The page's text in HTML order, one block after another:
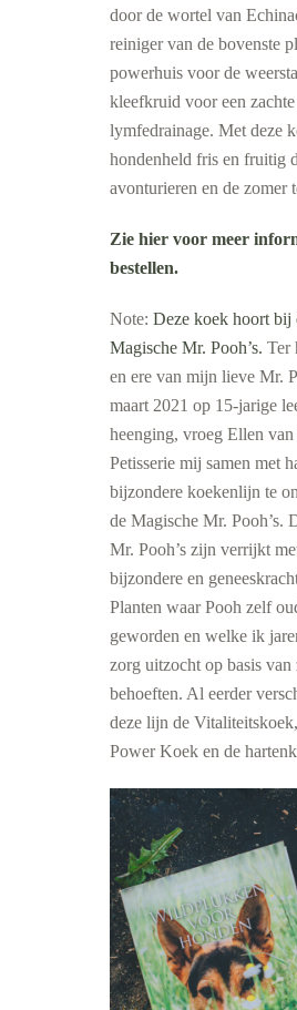
door de wortel van
reiniger van de bovenste
powerhuis voor de
kleefkruid voor een zachte
lymfedrainage. Met deze
hondenheld fris en fruitig
avonturieren en de zomer
Zie hier voor meer
bestellen.
Note: Deze koek hoort bij
Magische Mr. Pooh’s. Ter
en ere van mijn lieve Mr.
maart 2021 op 15-jarige
heenging, vroeg Ellen van
Petisserie mij samen met
bijzondere koekenlijn te
de Magische Mr. Pooh’s.
Mr. Pooh’s zijn verrijkt
bijzondere en
Planten waar Pooh zelf
geworden en welke ik
zorg uitzocht op basis van
behoeften. Al eerder
deze lijn de
Power Koek en de